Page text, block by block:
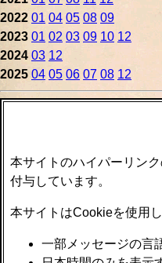
2022 01 04 05 08 09
2023 01 02 03 09 10 12
2024 03 12
2025 04 05 06 07 08 12
本サイトのハイパーリン
付与しています。
本サイトはCookieを使用
一部メッセージの言